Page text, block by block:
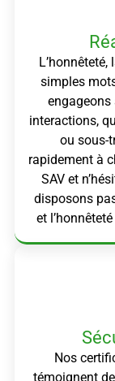
simples
engageons
interactions,
ou sous-
rapidement à
SAV et
disposons
et
Nos
témoignent